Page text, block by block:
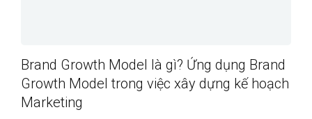
Brand Growth Model là gì? Ứng dụng Brand
Growth Model trong việc xây dựng kế hoạch
Marketing